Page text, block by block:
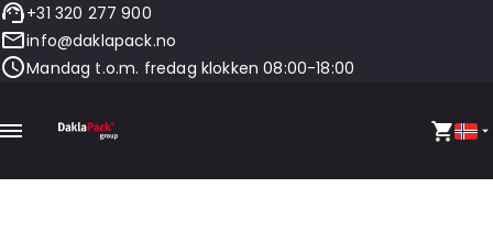
+31 320 277 900
info@daklapack.no
Mandag t.o.m. fredag klokken 08:00-18:00